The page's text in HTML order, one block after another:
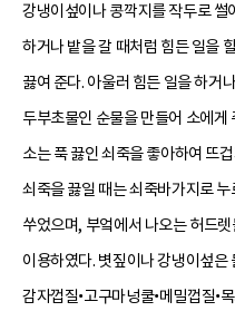
강냉이섶이나 콩깍지를 작두로 썰
하거나 밭을 갈 때처럼 힘든 일을
끓여 준다. 아울러 힘든 일을 하거
두부초물인 순물을 만들어 소에게
소는 푹 끓인 쇠죽을 좋아하여 뜨
쇠죽을 끓일 때는 쇠죽바가지로
쑤었으며, 부엌에서 나오는 허드
이용하였다. 볏짚이나 강냉이섶은
감자껍질•고구마넝쿨•메밀껍질•